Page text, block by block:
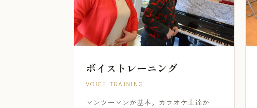
ボイストレーニング
VOICE TRAINING
マンツーマンが基本。カラオケ上達か